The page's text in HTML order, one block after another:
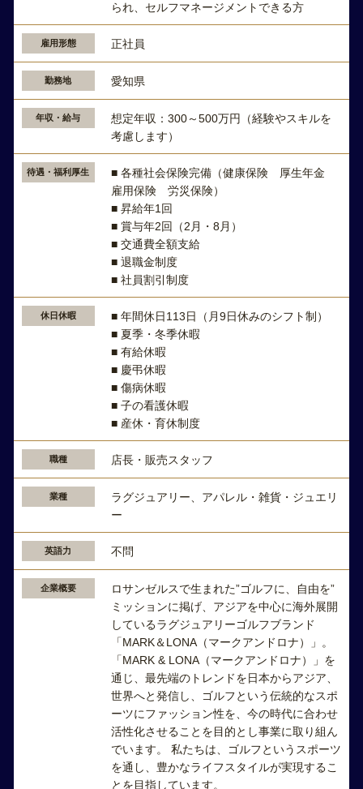
られ、セルフマネージメントできる方
雇用形態 正社員
勤務地 愛知県
年収・給与
想定年収：300～500万円（経験やスキルを
考慮します）
待遇・福利厚生
■ 各種社会保険完備（健康保険 厚生年金
雇用保険 労災保険）
■ 昇給年1回
■ 賞与年2回（2月・8月）
■ 交通費全額支給
■ 退職金制度
■ 社員割引制度
休日休暇
■ 年間休日113日（月9日休みのシフト制）
■ 夏季・冬季休暇
■ 有給休暇
■ 慶弔休暇
■ 傷病休暇
■ 子の看護休暇
■ 産休・育休制度
職種 店長・販売スタッフ
業種
ラグジュアリー、アパレル・雑貨・ジュエリ
ー
英語力 不問
企業概要
ロサンゼルスで生まれた”ゴルフに、自由を”
ミッションに掲げ、アジアを中心に海外展開
しているラグジュアリーゴルフブランド
「MARK＆LONA（マークアンドロナ）」。
「MARK & LONA（マークアンドロナ）」を
通じ、最先端のトレンドを⽇本からアジア、
世界へと発信し、ゴルフという伝統的なスポ
ーツにファッション性を、今の時代に合わせ
活性化させることを⽬的とし事業に取り組ん
でいます。 私たちは、ゴルフというスポーツ
を通し、豊かなライフスタイルが実現するこ
とを目指しています。